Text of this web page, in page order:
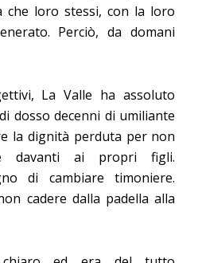
che loro stessi, con la loro
Perciò, da domani
La Valle ha assoluto
dosso decenni di umiliante
la dignità perduta per non
davanti ai propri figli.
di cambiare timoniere.
cadere dalla padella alla